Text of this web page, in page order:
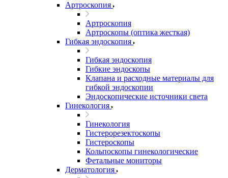
Артроскопия
Артроскопия
Артроскопы (оптика жесткая)
Гибкая эндоскопия
Гибкая эндоскопия
Гибкие эндоскопы
Клапана и расходные материалы для
гибкой эндоскопии
Эндоскопические источники света
Гинекология
Гинекология
Гистерорезектоскопы
Гистероскопы
Кольпоскопы гинекологические
Фетальные мониторы
Дерматология